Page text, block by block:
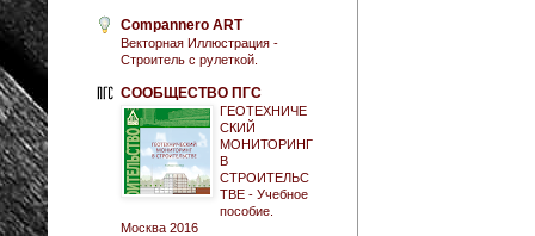
Compannero ART
Векторная Иллюстрация -
Строитель с рулеткой.
СООБЩЕСТВО ПГС
ГЕОТЕХНИЧЕ
СКИЙ
МОНИТОРИНГ
В
СТРОИТЕЛЬС
ТВЕ - Учебное
пособие.
Москва 2016